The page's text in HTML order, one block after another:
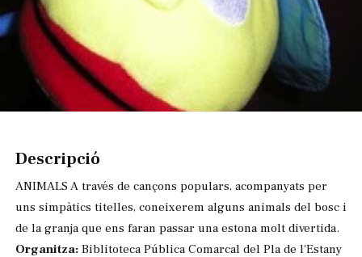
Descripció
ANIMALS A través de cançons populars, acompanyats per
uns simpàtics titelles, coneixerem alguns animals del bosc i
de la granja que ens faran passar una estona molt divertida.
Organitza: Biblitoteca Pública Comarcal del Pla de l'Estany